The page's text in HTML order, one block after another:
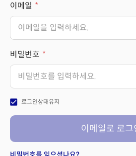
이메일
비밀번호
check_box 로그인상태유지
이메일로 로그